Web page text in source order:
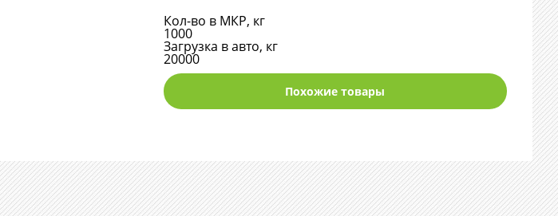
Кол-во в МКР, кг
1000
Загрузка в авто, кг
20000
Похожие товары